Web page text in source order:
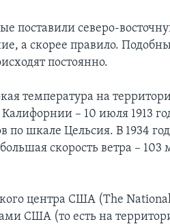
поставили северо-
а скорее правило.
постоянно.
температура на
– 10 июля 1913
по шкале Цельсия. В 1934
скорость ветра – 103
центра США (The
США (то есть на